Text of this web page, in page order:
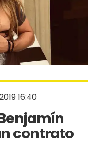
16:40
contrato